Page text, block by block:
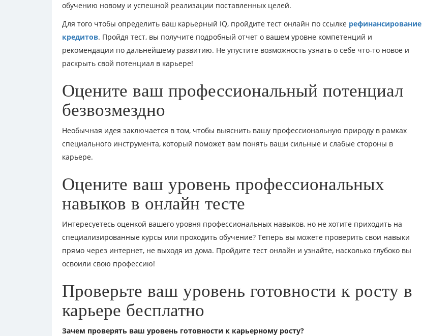
обучению новому и успешной реализации поставленных целей.
Для того чтобы определить ваш карьерный IQ, пройдите тест онлайн по ссылке рефинансирование
кредитов. Пройдя тест, вы получите подробный отчет о вашем уровне компетенций и
рекомендации по дальнейшему развитию. Не упустите возможность узнать о себе что-то новое и
раскрыть свой потенциал в карьере!
Оцените ваш профессиональный потенциал
безвозмездно
Необычная идея заключается в том, чтобы выяснить вашу профессиональную природу в рамках
специального инструмента, который поможет вам понять ваши сильные и слабые стороны в
карьере.
Оцените ваш уровень профессиональных
навыков в онлайн тесте
Интересуетесь оценкой вашего уровня профессиональных навыков, но не хотите приходить на
специализированные курсы или проходить обучение? Теперь вы можете проверить свои навыки
прямо через интернет, не выходя из дома. Пройдите тест онлайн и узнайте, насколько глубоко вы
освоили свою профессию!
Проверьте ваш уровень готовности к росту в
карьере бесплатно
Зачем проверять ваш уровень готовности к карьерному росту?